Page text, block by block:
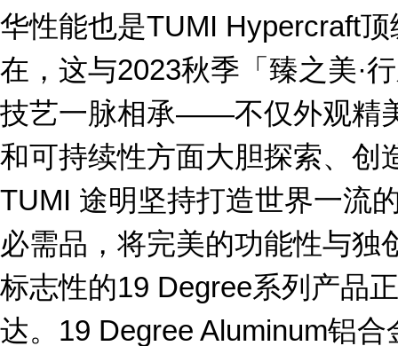
华性能也是TUMI Hypercraft
在，这与2023秋季「臻之美·
技艺一脉相承——不仅外观精
和可持续性方面大胆探索、创
TUMI 途明坚持打造世界一流
必需品，将完美的功能性与独
标志性的19 Degree系列产品
达。19 Degree Aluminum铝